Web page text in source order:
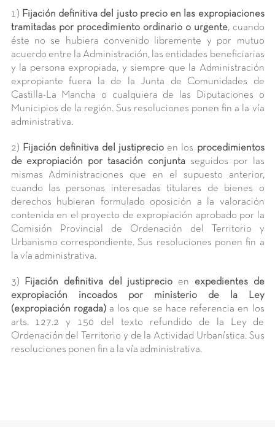
1) Fijación definitiva del justo precio en las expropiaciones
tramitadas por procedimiento ordinario o urgente, cuando
éste no se hubiera convenido libremente y por mutuo
acuerdo entre la Administración, las entidades beneficiarias
y la persona expropiada, y siempre que la Administración
expropiante fuera la de la Junta de Comunidades de
Castilla-La Mancha o cualquiera de las Diputaciones o
Municipios de la región. Sus resoluciones ponen fin a la vía
administrativa.
2) Fijación definitiva del justiprecio en los procedimientos
de expropiación por tasación conjuntaseguidos por las
mismas Administraciones que en el supuesto anterior,
cuando las personas interesadas titulares de bienes o
derechos hubieran formulado oposición a la valoración
contenida en el proyecto de expropiación aprobado por la
Comisión Provincial de Ordenación del Territorio y
Urbanismo correspondiente. Sus resoluciones ponen fin a
la vía administrativa.
3) Fijación definitiva del justiprecio en expedientes de
expropiación incoados por ministerio de la Ley
(expropiación rogada)a los que se hace referencia en los
arts. 127.2 y 150 del texto refundido de la Ley de
Ordenación del Territorio y de la Actividad Urbanística. Sus
resoluciones ponen fin a la vía administrativa.